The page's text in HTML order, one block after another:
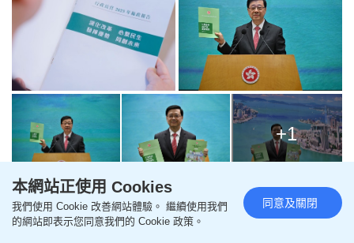
+1
10.1國慶76周年 港鐵將送出7.6萬張電
子單程票
本網站正使用 Cookies
我們使用 Cookie 改善網站體驗。 繼續使用我們
的網站即表示您同意我們的 Cookie 政策。
同意及關閉